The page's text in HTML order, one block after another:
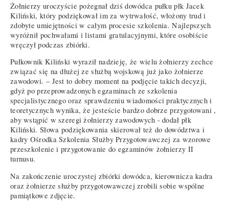
Żołnierzy uroczyście pożegnał dziś dowódca pułku płk Jacek
Kiliński, który podziękował im za wytrwałość, włożony trud i
zdobyte umiejętności w całym procesie szkolenia. Najlepszych
wyróżnił pochwałami i listami gratulacyjnymi, które osobiście
wręczył podczas zbiórki.
Pułkownik Kiliński wyraził nadzieję, że wielu żołnierzy zechce
związać się na dłużej ze służbą wojskową już jako żołnierze
zawodowi. – Jest to dobry moment na podjęcie takich decyzji,
gdyż po przeprowadzonych egzaminach ze szkolenia
specjalistycznego oraz sprawdzeniu wiadomości praktycznych i
teoretycznych wynika, że jesteście bardzo dobrze przygotowani ,
aby wstąpić w szeregi żołnierzy zawodowych - dodał płk
Kiliński. Słowa podziękowania skierował też do dowództwa i
kadry Ośrodka Szkolenia Służby Przygotowawczej za wzorowe
przeszkolenie i przygotowanie do egzaminów żołnierzy II
turnusu.
Na zakończenie uroczystej zbiórki dowódca, kierownicza kadra
oraz żołnierze służby przygotowawczej zrobili sobie wspólne
pamiątkowe zdjęcie.